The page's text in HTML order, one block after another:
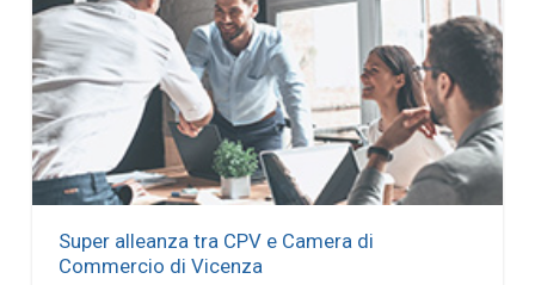
Super alleanza tra CPV e Camera di
Commercio di Vicenza